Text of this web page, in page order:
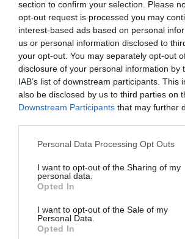
section to confirm your selection. Please
opt-out request is processed you may
interest-based ads based on personal
us or personal information disclosed to
your opt-out. You may separately opt-out
disclosure of your personal information by
IAB’s list of downstream participants. This
also be disclosed by us to third parties on
Downstream Participants that may further
Personal Data Processing Opt Outs
I want to opt-out of the Sharing of my
personal data.
Opted In
I want to opt-out of the Sale of my
Personal Data.
Opted In
Πέρα όμως από το συναισθηματικό
ενοχλεί αρκετούς ΑΕΚτζήδες είναι
μπαίνει το θέμα στο τραπέζι. Το ότι
πλασάρεται και το οικονομικό
ευρώπου φέρεται διατεθειμένος να
Ολυμπιακός«μπορεί να είναι δυο
ρόστερ της νέας σεζόν» , όπως λέει
όσων βλέπουν το ζήτημαρεαλιστικά.
Αυτή ακριβώς η λογική όμως ενισχύει
περισσότερο την αίσθηση (πού ήδη
χωνέψουν οι φίλοι της ΑΕΚ) ότι η
αγωνιστικά, μπορούν να του παίρνουν
παίκτη ξεπετάγεται (Έλληνα ή ξένο)